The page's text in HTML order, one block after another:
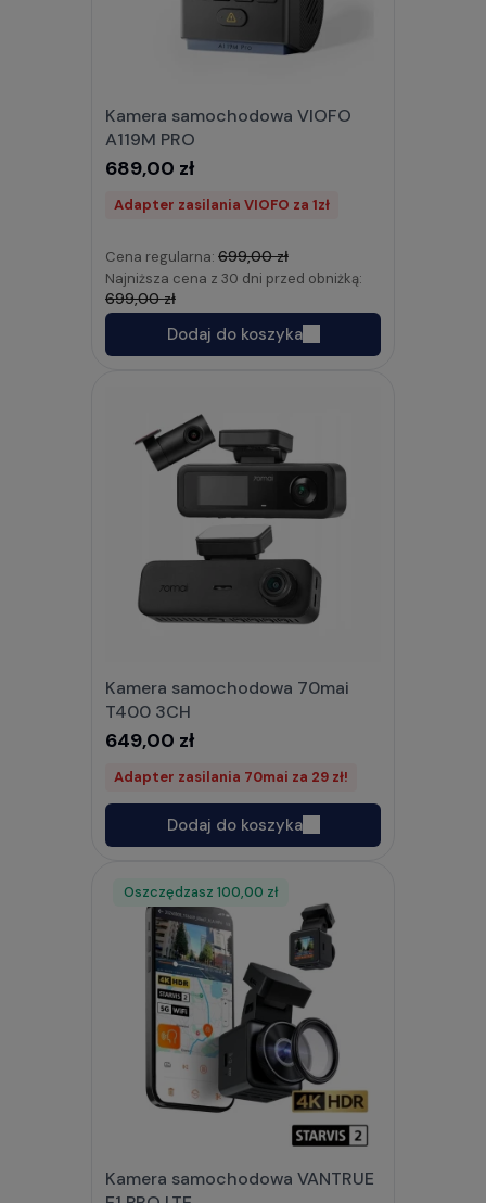
Kamera samochodowa VIOFO
A119M PRO
689,00 zł
Adapter zasilania VIOFO za 1zł
Cena regularna: 699,00 zł
Najniższa cena z 30 dni przed obniżką:
699,00 zł
Dodaj do koszyka
Kamera samochodowa 70mai
T400 3CH
649,00 zł
Adapter zasilania 70mai za 29 zł!
Dodaj do koszyka
Kamera samochodowa VANTRUE
Oszczędzasz 100,00 zł
Rabat